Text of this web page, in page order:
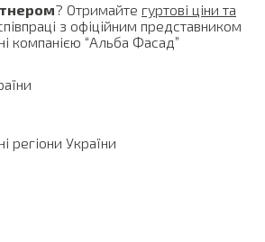
? Отримайте гуртові ціни та
з офіційним представником
компанією “Альба Фасад”
регіони України